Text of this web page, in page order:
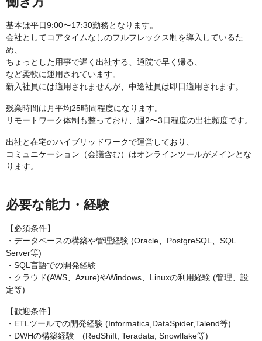
基本は平日9:00〜17:30勤務となります。
会社としてコアタイムなしのフルフレックス制を導入しているた
め、
ちょっとした用事で遅く出社する、通院で早く帰る、
など柔軟に運用されています。
新入社員には適用されませんが、中途社員は即日適用されます。
残業時間は月平均25時間程度になります。
リモートワーク体制も整っており、週2〜3日程度の出社頻度です。
出社と在宅のハイブリッドワークで運営しており、
コミュニケーション（会議含む）はオンラインツールがメインとな
ります。
必要な能力・経験
【必須条件】
・データベースの構築や管理経験 (Oracle、PostgreSQL、SQL
Server等)
・SQL言語での開発経験
・クラウド(AWS、Azure)やWindows、Linuxの利用経験 (管理、設
定等)
【歓迎条件】
・ETLツールでの開発経験 (Informatica,DataSpider,Talend等)
・DWHの構築経験 (RedShift, Teradata, Snowflake等)